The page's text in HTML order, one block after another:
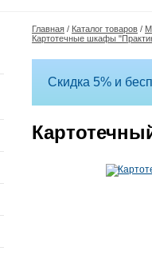
Главная / Каталог товаров /
Картотечные шкафы
Скидка 5% и